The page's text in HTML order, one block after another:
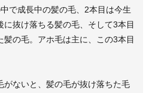
で成長中の髪の毛、2本目は今生
に抜け落ちる髪の毛、そして3本目
髪の毛。アホ毛は主に、この3本目
がないと、髪の毛が抜け落ちた毛